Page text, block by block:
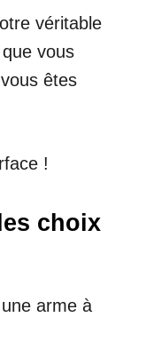
véritable
vous
êtes
!
choix
arme à